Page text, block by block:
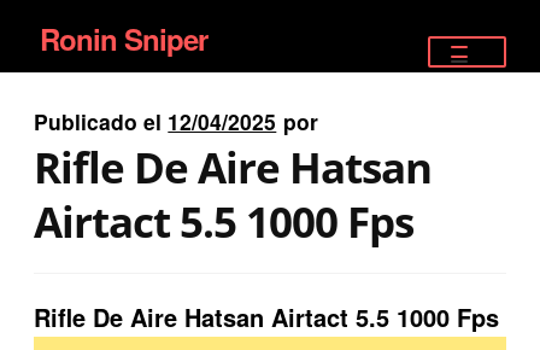
Ir
a
la
navegación
Ir
al
contenido
Ronin Sniper
EQUIPAMIENTO ÉLITE
PISTOLAS
SATELITALES
Publicado el 12/04/2025 por
Rifle De Aire Hatsan
Airtact 5.5 1000 Fps
Rifle De Aire Hatsan Airtact 5.5 1000 Fps